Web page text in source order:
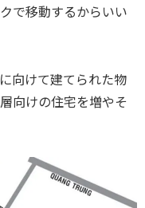
で移動するからいい
向けて建てられた物
向けの住宅を増やそ